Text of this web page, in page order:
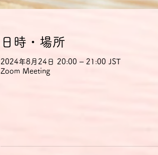
日時・場所
2024年8月24日 20:00 – 21:00 JST
Zoom Meeting